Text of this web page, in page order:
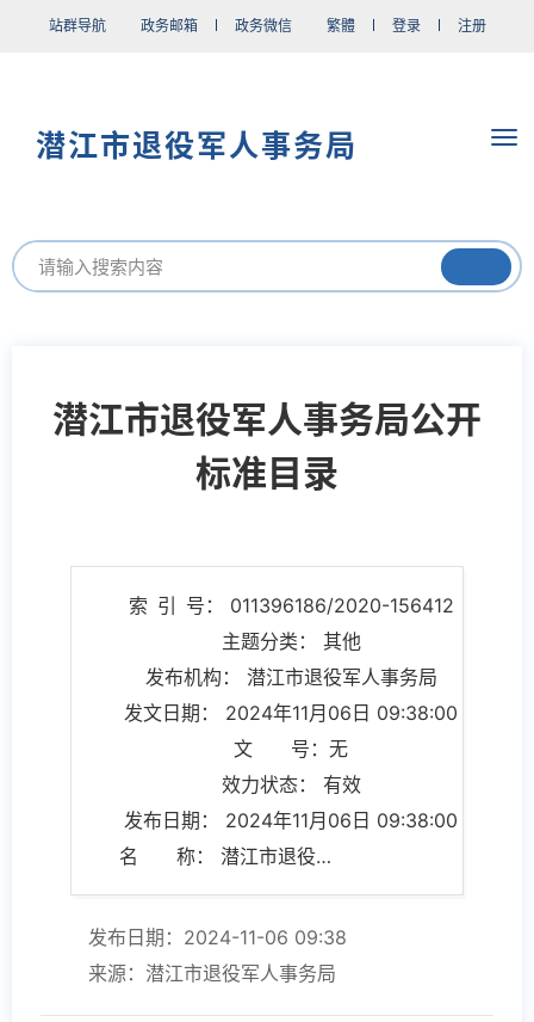
站群导航 政务邮箱 政务微信 繁體 登录 注册
潜江市退役军人事务局
潜江市退役军人事务局公开
标准目录
索 引 号： 011396186/2020-156412
主题分类： 其他
发布机构： 潜江市退役军人事务局
发文日期： 2024年11月06日 09:38:00
文 号：无
效力状态： 有效
发布日期： 2024年11月06日 09:38:00
名 称： 潜江市退役军人事务局公开标准目录
发布日期：2024-11-06 09:38
来源：潜江市退役军人事务局